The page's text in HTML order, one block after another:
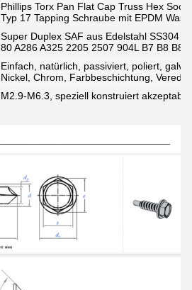
Phillips Torx Pan Flat Cap Truss Hex
Typ 17 Tapping Schraube mit EPDM
Super Duplex SAF aus Edelstahl SS304
80 A286 A325 2205 2507 904L B7 B8
Einfach, natürlich, passiviert, poliert,
Nickel, Chrom, Farbbeschichtung,
M2.9-M6.3, speziell konstruiert akzeptabel